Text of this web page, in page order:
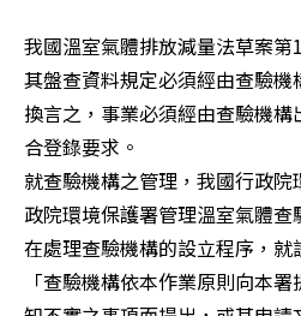
我國溫室氣體排放減量法草案
其盤查資料規定必須經由查驗機
換言之，事業必須經由查驗機
合登錄要求。
就查驗機構之管理，我國行政
政院環境保護署管理溫室氣體
在處理查驗機構的設立程序，
「查驗機構依本作業原則向本